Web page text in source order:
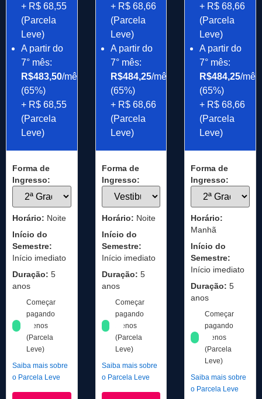
+ R$ 68,55
(Parcela
Leve)
A partir do
7° mês:
R$483,50/mês
(65%)
+ R$ 68,55
(Parcela
Leve)
Forma de
Ingresso:
Horário: Noite
Início do
Semestre:
Início imediato
Duração: 5
anos
Começar
pagando
menos
(Parcela
Leve)
Saiba mais sobre
o Parcela Leve
+ R$ 68,66
(Parcela
Leve)
A partir do
7° mês:
R$484,25/mês
(65%)
+ R$ 68,66
(Parcela
Leve)
Forma de
Ingresso:
Horário: Noite
Início do
Semestre:
Início imediato
Duração: 5
anos
Começar
pagando
menos
(Parcela
Leve)
Saiba mais sobre
o Parcela Leve
+ R$ 68,66
(Parcela
Leve)
A partir do
7° mês:
R$484,25/mês
(65%)
+ R$ 68,66
(Parcela
Leve)
Forma de
Ingresso:
Horário:
Manhã
Início do
Semestre:
Início imediato
Duração: 5
anos
Começar
pagando
menos
(Parcela
Leve)
Saiba mais sobre
o Parcela Leve